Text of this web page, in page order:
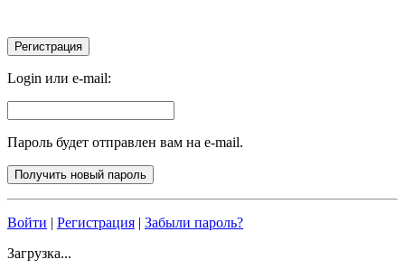
Login или e-mail:
Пароль будет отправлен вам на e-mail.
Войти | Регистрация | Забыли пароль?
Загрузка...